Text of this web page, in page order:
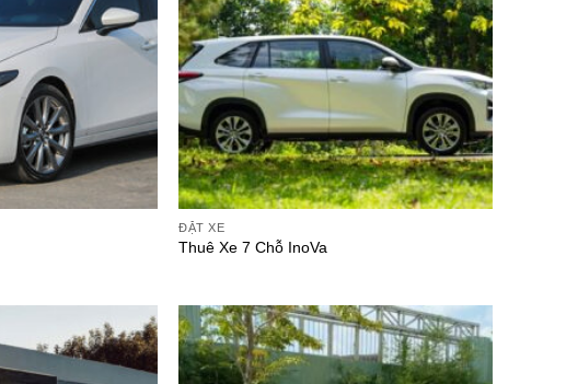
ĐẶT XE
Thuê Xe 7 Chỗ InoVa